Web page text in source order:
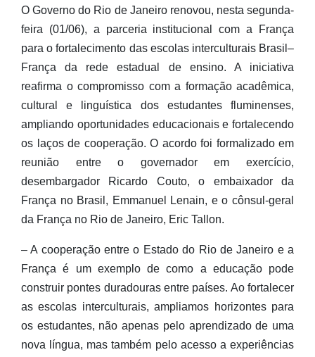
O Governo do Rio de Janeiro renovou, nesta segunda-
feira (01/06), a parceria institucional com a França
para o fortalecimento das escolas interculturais Brasil–
França da rede estadual de ensino. A iniciativa
reafirma o compromisso com a formação acadêmica,
cultural e linguística dos estudantes fluminenses,
ampliando oportunidades educacionais e fortalecendo
os laços de cooperação. O acordo foi formalizado em
reunião entre o governador em exercício,
desembargador Ricardo Couto, o embaixador da
França no Brasil, Emmanuel Lenain, e o cônsul-geral
da França no Rio de Janeiro, Eric Tallon.
– A cooperação entre o Estado do Rio de Janeiro e a
França é um exemplo de como a educação pode
construir pontes duradouras entre países. Ao fortalecer
as escolas interculturais, ampliamos horizontes para
os estudantes, não apenas pelo aprendizado de uma
nova língua, mas também pelo acesso a experiências